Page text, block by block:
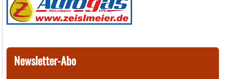
Newsletter-Abo